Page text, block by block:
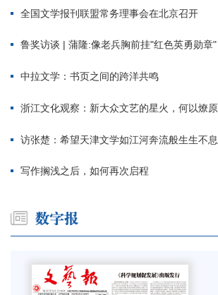
全国文学报刊联盟常务理事会在北京召开
鲁奖访谈 | 蒲隆:像老兵胸前挂"红色英勇勋章"
中拉文学：书页之间的跨洋共鸣
浙江文化观察：新大众文艺的星火，何以燎原
访张楚：希望天津文学如江河奔流般生生不息
写作搁浅之后，如何再次启程